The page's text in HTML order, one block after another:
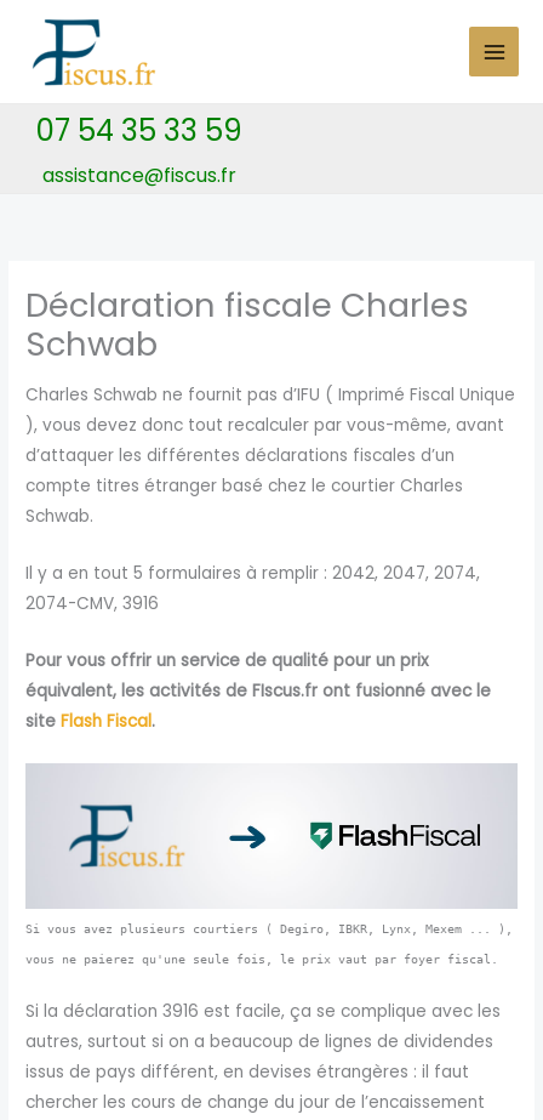
content
07 54 35 33 59
assistance@fiscus.fr
Déclaration fiscale Charles
Schwab
Charles Schwab ne fournit pas d’IFU ( Imprimé Fiscal Unique
), vous devez donc tout recalculer par vous-même, avant
d’attaquer les différentes déclarations fiscales d’un
compte titres étranger basé chez le courtier Charles
Schwab.
Il y a en tout 5 formulaires à remplir : 2042, 2047, 2074,
2074-CMV, 3916
Pour vous offrir un service de qualité pour un prix
équivalent, les activités de FIscus.fr ont fusionné avec le
siteFlash Fiscal.
Si vous avez plusieurs courtiers ( Degiro, IBKR, Lynx, Mexem ... ),
vous ne paierez qu'une seule fois, le prix vaut par foyer fiscal.
Si la déclaration 3916 est facile, ça se complique avec les
autres, surtout si on a beaucoup de lignes de dividendes
issus de pays différent, en devises étrangères : il faut
chercher les cours de change du jour de l’encaissement